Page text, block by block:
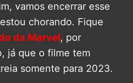
vamos encerrar esse
chorando. Fique
da Marvel, por
já que o filme tem
somente para 2023.